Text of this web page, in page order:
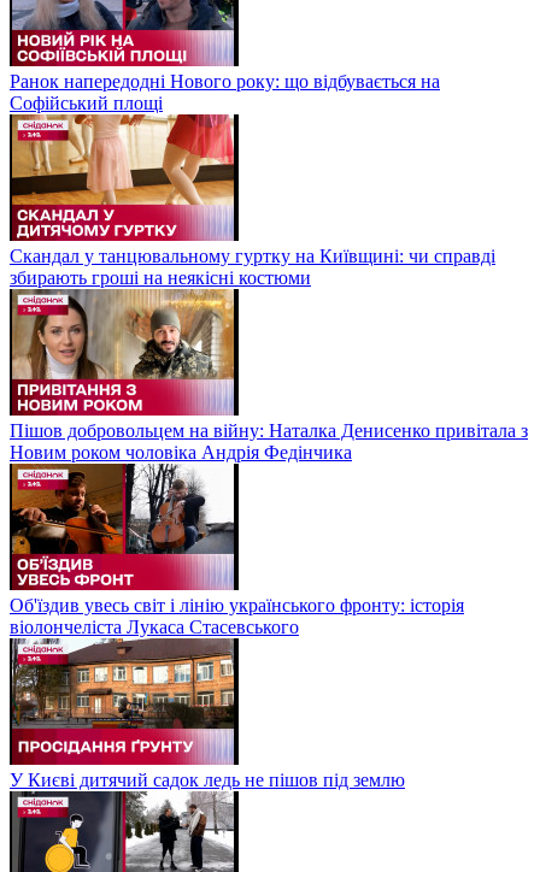
Ранок напередодні Нового року: що відбувається на
Софійський площі
Скандал у танцювальному гуртку на Київщині: чи справді
збирають гроші на неякісні костюми
Пішов добровольцем на війну: Наталка Денисенко привітала з
Новим роком чоловіка Андрія Федінчика
Об'їздив увесь світ і лінію українського фронту: історія
віолончеліста Лукаса Стасевського
У Києві дитячий садок ледь не пішов під землю